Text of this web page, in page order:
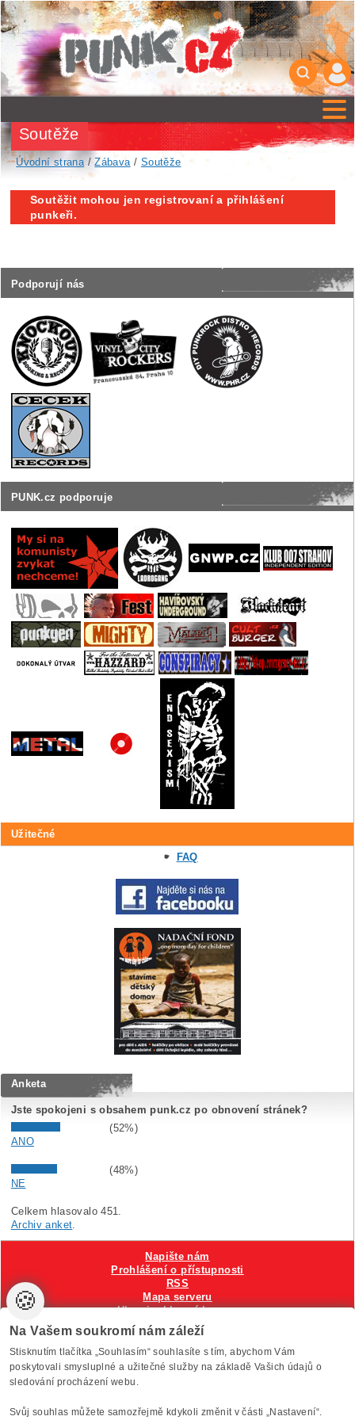
Podporují nás
PUNK.cz podporuje
Soutěže
Úvodní strana/Zábava/ Soutěže
Užitečné
FAQ
Soutěžit mohou jen registrovaní a přihlášení
punkeři.
Anketa
Jste spokojeni s obsahem punk.cz po obnovení stránek?
(52%)
ANO
(48%)
NE
Celkem hlasovalo 451.
Archiv anket.
VytvořiloAnawe , provozuje Anawe a Špína
Napište nám
Prohlášení o přístupnosti
RSS
Mapa serveru
Hlavni reklamní banner
Nastavení cookies
🍪
Na Vašem soukromí nám záleží
Stisknutím tlačítka „Souhlasím“ souhlasíte s tím, abychom Vám
poskytovali smysluplné a užitečné služby na základě Vašich údajů o
sledování procházení webu.
Svůj souhlas můžete samozřejmě kdykoli změnit v části „Nastavení“.